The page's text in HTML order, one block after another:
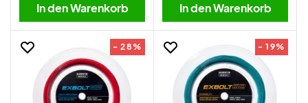
In den Warenkorb In den Warenkorb
- 28% - 19%